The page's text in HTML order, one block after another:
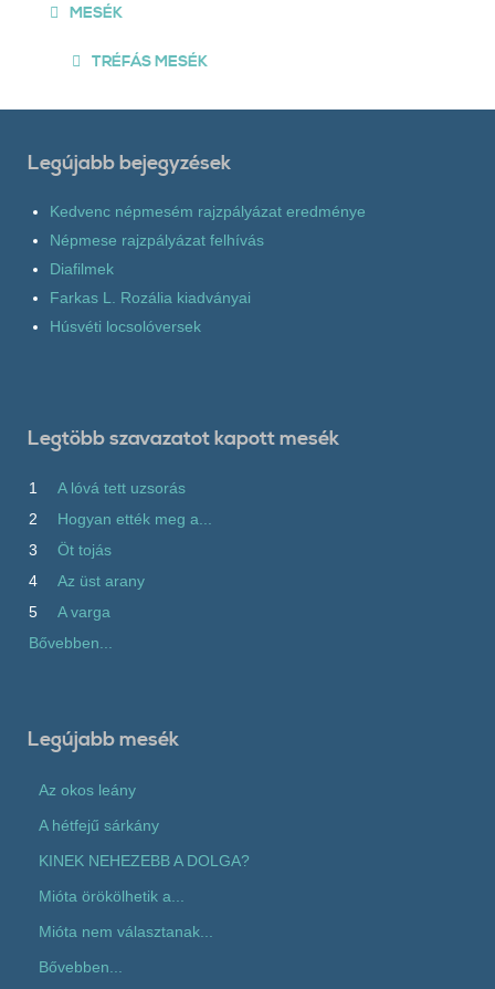
MESÉK
TRÉFÁS MESÉK
Legújabb bejegyzések
Kedvenc népmesém rajzpályázat eredménye
Népmese rajzpályázat felhívás
Diafilmek
Farkas L. Rozália kiadványai
Húsvéti locsolóversek
Legtöbb szavazatot kapott mesék
1
A lóvá tett uzsorás
2
Hogyan ették meg a...
3
Öt tojás
4
Az üst arany
5
A varga
Bővebben...
Legújabb mesék
Az okos leány
A hétfejű sárkány
KINEK NEHEZEBB A DOLGA?
Mióta örökölhetik a...
Mióta nem választanak...
Bővebben...